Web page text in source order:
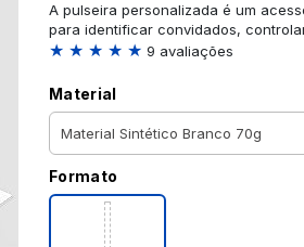
A pulseira personalizada é um
para identificar convidados,
★ ★ ★ ★ ★ 9 avaliações
Material
Formato